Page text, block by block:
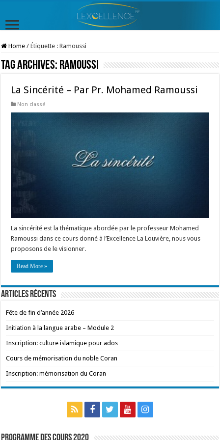
Home / Étiquette :Ramoussi
Tag Archives: Ramoussi
La Sincérité – Par Pr. Mohamed Ramoussi
Non classé
La sincérité est la thématique abordée par le professeur Mohamed
Ramoussi dans ce cours donné à l’Excellence La Louvière, nous vous
proposons de le visionner.
Read More »
Articles récents
Fête de fin d’année 2026
Initiation à la langue arabe – Module 2
Inscription: culture islamique pour ados
Cours de mémorisation du noble Coran
Inscription: mémorisation du Coran